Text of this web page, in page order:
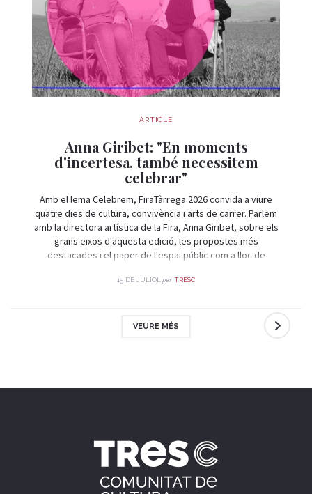
ARTICLE
Anna Giribet: "En moments
d'incertesa, també necessitem
celebrar"
Amb el lema Celebrem, FiraTàrrega 2026 convida a viure
quatre dies de cultura, convivència i arts de carrer. Parlem
amb la directora artística de la Fira, Anna Giribet, sobre els
grans eixos d'aquesta edició, les propostes més
destacades i el paper de l'espai públic com a lloc de
15 DE JULIOL per TRESC
VEURE MÉS